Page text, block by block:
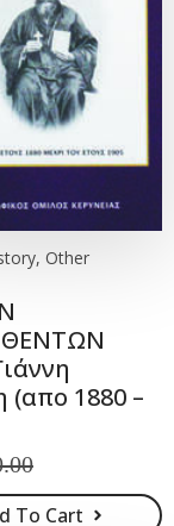
Other
(απο 1880 –
To Cart